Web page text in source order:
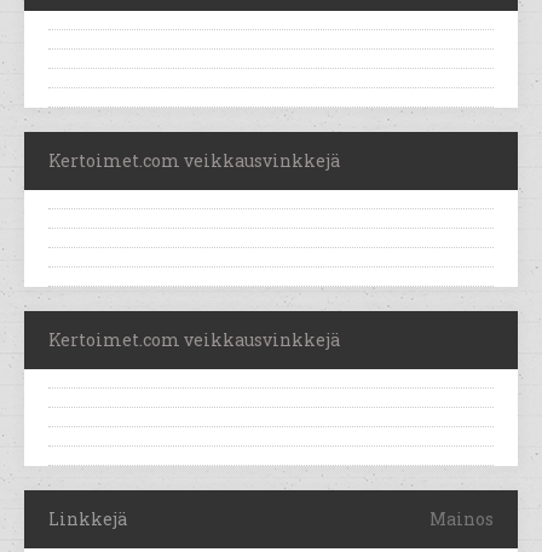
Kertoimet.com veikkausvinkkejä
Kertoimet.com veikkausvinkkejä
Linkkejä Mainos